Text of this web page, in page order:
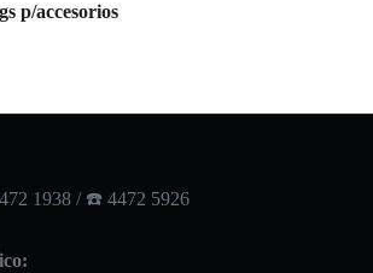
p/accesorios
1938 / ☎️ 4472 5926